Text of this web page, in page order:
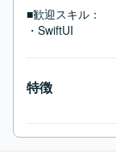
■歓迎スキル：
・SwiftUI
特徴